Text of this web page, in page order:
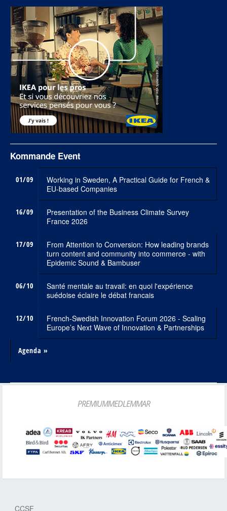
Kommande Event
01/09
Working in Sweden, A Practical Guide for French &
EU-based Companies
16/09
Presentation of the Business Climate Survey
France 2026
17/09
From Attention to Conversion: How leading brands
turn content and community into commerce - with
Epidemic Sound & Bambuser
06/10
Santé mentale au travail: en quoi l'expérience
suédoise éclaire le débat francais
12/10
French-Swedish Innovation Forum 2026 - Scaling
Europe’s Next Wave of Innovation & Partnerships
Agenda »
PREMIUMMEDLEMMAR
CCSF